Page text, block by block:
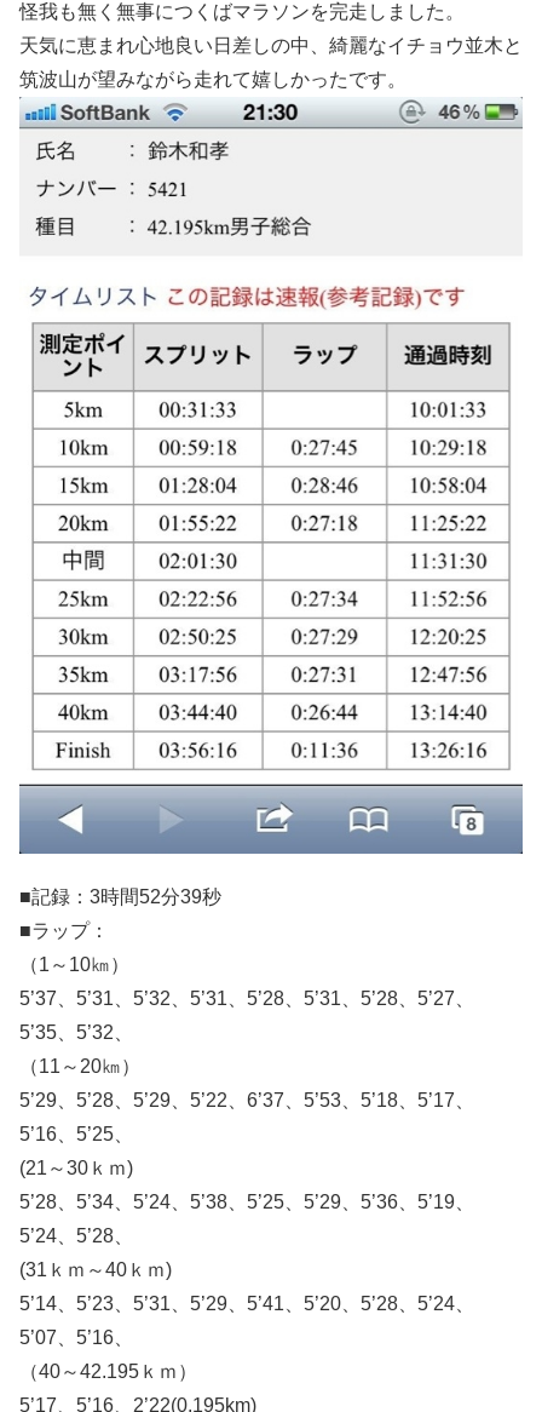
怪我も無く無事につくばマラソンを完走しました。
天気に恵まれ心地良い日差しの中、綺麗なイチョウ並木と
筑波山が望みながら走れて嬉しかったです。
■記録：3時間52分39秒
■ラップ：
（1～10㎞）
5’37、5’31、5’32、5’31、5’28、5’31、5’28、5’27、
5’35、5’32、
（11～20㎞）
5’29、5’28、5’29、5’22、6’37、5’53、5’18、5’17、
5’16、5’25、
(21～30ｋｍ)
5’28、5’34、5’24、5’38、5’25、5’29、5’36、5’19、
5’24、5’28、
(31ｋｍ～40ｋｍ)
5’14、5’23、5’31、5’29、5’41、5’20、5’28、5’24、
5’07、5’16、
（40～42.195ｋｍ）
5’17、5’16、2’22(0.195km)